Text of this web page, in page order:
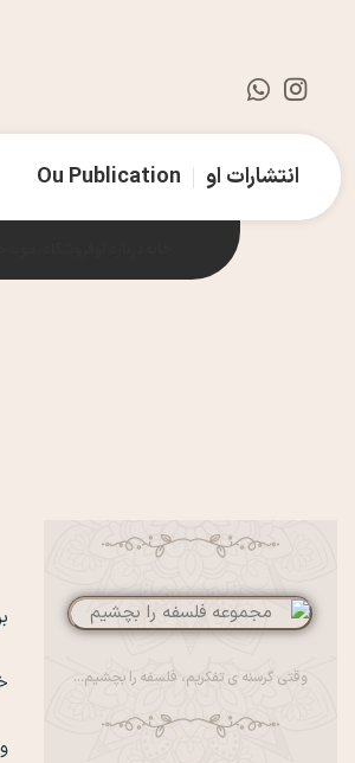
انتشارات او Ou Publication
وقتی گرسنه ی تفکریم، فلسفه را بچشیم…